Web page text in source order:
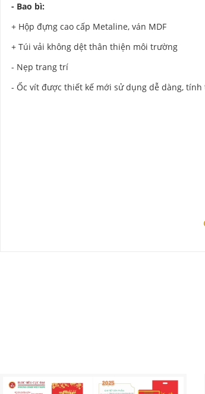
- Bao bì:
+ Hộp đựng cao cấp Metaline, ván MDF
+ Túi vải không dệt thân thiện môi trường
- Nẹp trang trí
- Ốc vít được thiết kế mới sử dụng dễ dàng, tính